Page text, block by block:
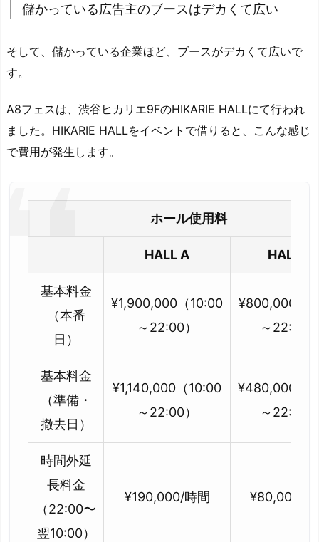
儲かっている広告主のブースはデカくて広い
そして、儲かっている企業ほど、ブースがデカくて広いで
す。
A8フェスは、渋谷ヒカリエ9FのHIKARIE HALLにて行われ
ました。HIKARIE HALLをイベントで借りると、こんな感じ
で費用が発生します。
ホール使用料
HALL A HALL B
基本料金
（本番
日）
¥1,900,000（10:00
～22:00）
¥800,000（
～22:00
基本料金
（準備・
撤去日）
¥1,140,000（10:00
～22:00）
¥480,000（
～22:00
時間外延
長料金
（22:00〜
翌10:00）
¥190,000/時間 ¥80,000/時